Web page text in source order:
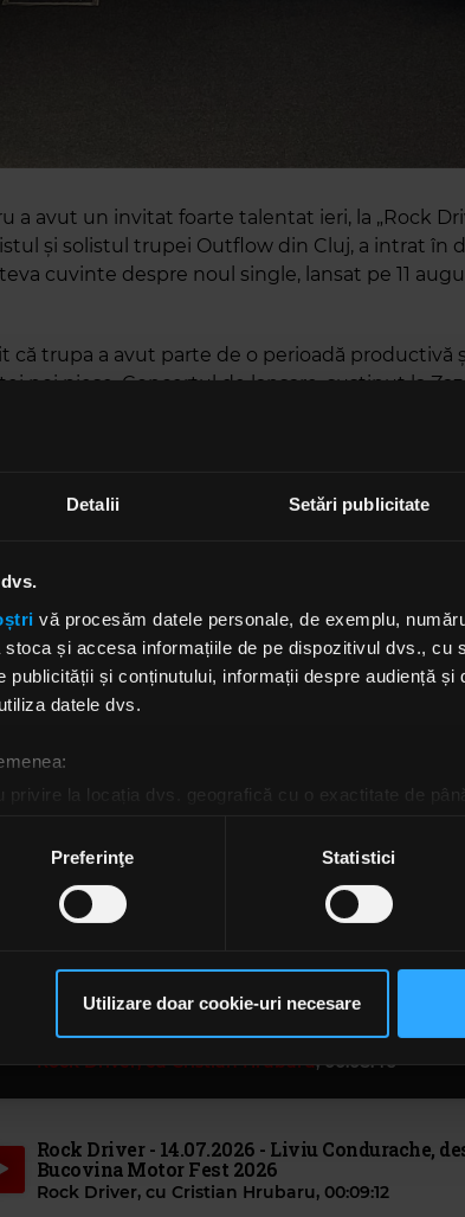
Detalii Setări publicitate
vă procesăm datele personale, de exemplu,
și accesa informațiile de pe dispozitivul dvs., cu
publicității și conținutului, informații despre audiență și
datele dvs.
privire la locația dvs. geografică cu o exactitate de
datelor dvs. personale și configurați-vă
acordul din Declarația despre modulele cookie.
de rețele sociale, de publicitate și de
pot combina cu alte informații oferite de dvs. sau
Preferinţe Statistici
Utilizare doar cookie-uri necesare
a avut un invitat foarte talentat ieri, la „Rock
și solistul trupei Outflow din Cluj, a intrat în
cuvinte despre noul single, lansat pe 11
că trupa a avut parte de o perioadă productivă
noi piese. Concertul de lansare, susținut la
în septembrie.
scena de câteva ori, și cu Vama, trupă al cărei
care s-a auzit la radio, după intervenția de la
platformele de streaming. E un cântec
o energie frumoasă și e atent lucrată, un
Rock Driver - 15.08.2023 - Florin Ciotlăuș,
despre noul single „Spune Tu”
Rock Driver, cu Cristian Hrubaru,00:08:46
Rock Driver - 14.07.2026 - Liviu Condurache,
Bucovina Motor Fest 2026
Rock Driver, cu Cristian Hrubaru, 00:09:12